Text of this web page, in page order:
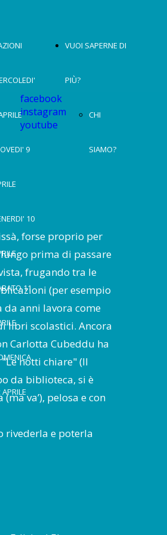
9
10
11
APRILE
VUOI SAPERNE DI
PIÙ?
CHI
SIAMO?
facebook
instagram
youtube
forse proprio per
prima di passare
frugando tra le
(per esempio
anni lavora come
libri scolastici. Ancora
Carlotta Cubeddu ha
notti chiare" (Il
da biblioteca, si è
va’), pelosa e con
rivederla e poterla